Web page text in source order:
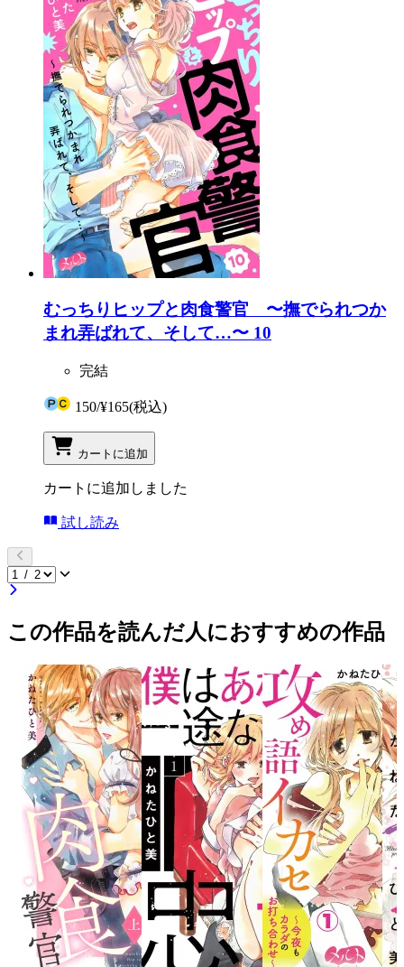
むっちりヒップと肉食警官 〜撫でられつか
まれ弄ばれて、そして…〜 10
完結
150/¥165(税込)
カートに追加
カートに追加しました
試し読み
この作品を読んだ人におすすめの作品